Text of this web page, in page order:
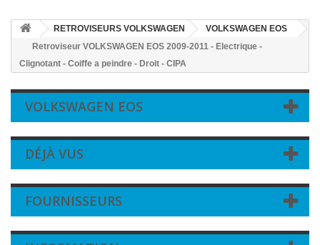
RETROVISEURS VOLKSWAGEN
VOLKSWAGEN EOS
Retroviseur VOLKSWAGEN EOS 2009-2011 - Electrique -
Clignotant - Coiffe a peindre - Droit - CIPA
VOLKSWAGEN EOS
DÉJÀ VUS
FOURNISSEURS